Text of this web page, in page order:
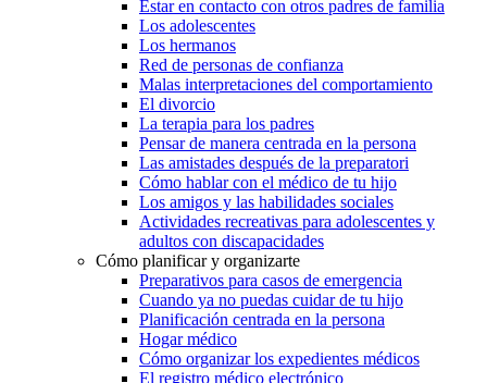
Estar en contacto con otros padres de familia
Los adolescentes
Los hermanos
Red de personas de confianza
Malas interpretaciones del comportamiento
El divorcio
La terapia para los padres
Pensar de manera centrada en la persona
Las amistades después de la preparatori
Cómo hablar con el médico de tu hijo
Los amigos y las habilidades sociales
Actividades recreativas para adolescentes y
adultos con discapacidades
Cómo planificar y organizarte
Preparativos para casos de emergencia
Cuando ya no puedas cuidar de tu hijo
Planificación centrada en la persona
Hogar médico
Cómo organizar los expedientes médicos
El registro médico electrónico